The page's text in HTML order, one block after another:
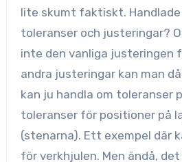
lite skumt faktiskt.
toleranser och justeringar?
inte den vanliga justeringen
andra justeringar kan man
kan ju handla om toleranser
toleranser för positioner på
(stenarna). Ett exempel där
för verkhjulen. Men ändå,